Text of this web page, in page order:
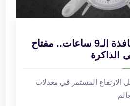
العشاء المبكر ونافذة الـ9 ساعات.. مفتاح
الذاكرة
الارتفاع المستمر في معدلات